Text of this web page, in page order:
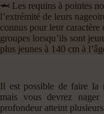
🦈 Les requins à pointes
l’extrémité de leurs
connus pour leur caractère
groupes lorsqu’ils sont
plus jeunes à 140 cm à
Il est possible de faire la
mais vous devrez
profondeur atteint